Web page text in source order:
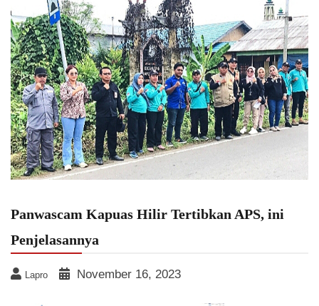
Panwascam Kapuas Hilir Tertibkan APS, ini
Penjelasannya
Lapro November 16, 2023